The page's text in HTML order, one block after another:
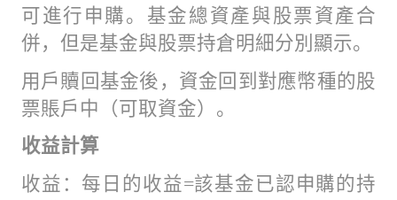
可進行申購。基金總資產與股票資產合
併，但是基金與股票持倉明細分別顯示。
用戶贖回基金後，資金回到對應幣種的股
票賬戶中（可取資金）。
收益計算
收益：每日的收益=該基金已認申購的持